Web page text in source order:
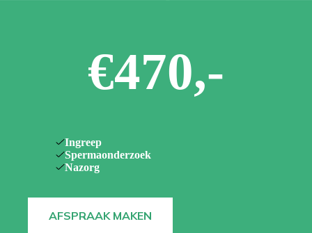
€470,-
Ingreep
Spermaonderzoek
Nazorg
AFSPRAAK MAKEN